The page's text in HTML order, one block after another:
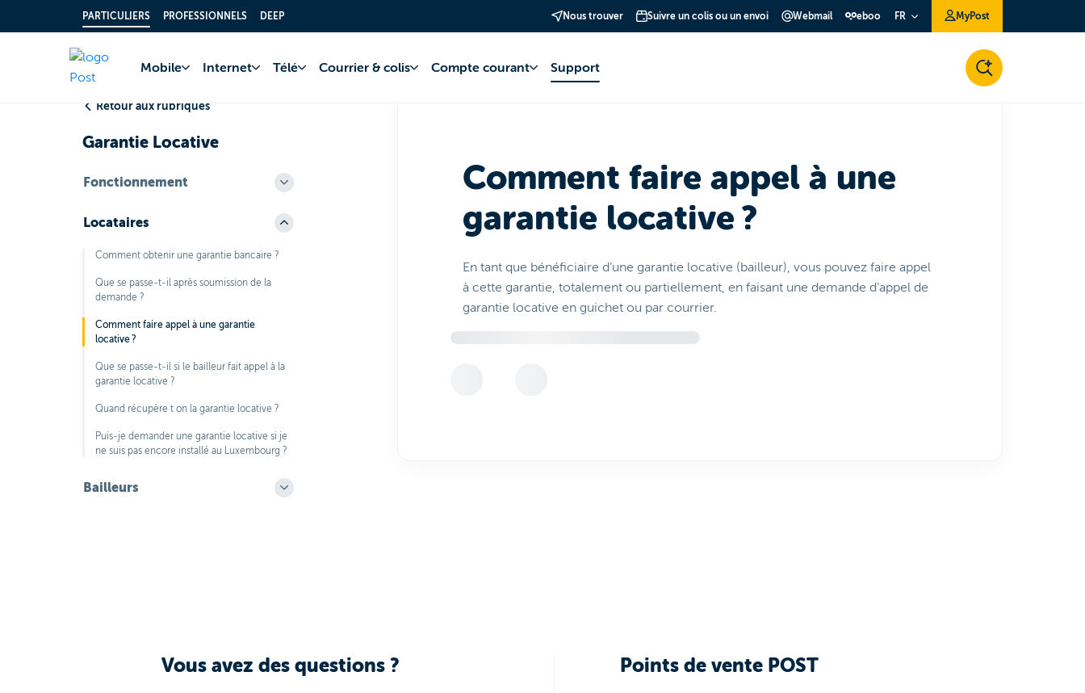
PARTICULIERS PROFESSIONNELS DEEP Nous trouver Suivre un colis ou un envoi Webmail eboo FR MyPost
Mobile Internet Télé Courrier & colis Compte courant Support
Retour aux rubriques
Garantie Locative
Fonctionnement
Locataires
Comment obtenir une garantie bancaire ?
Que se passe-t-il après soumission de la
demande ?
Comment faire appel à une garantie
locative ?
Que se passe-t-il si le bailleur fait appel à la
garantie locative ?
Quand récupère t on la garantie locative ?
Puis-je demander une garantie locative si je
ne suis pas encore installé au Luxembourg ?
Bailleurs
Comment faire appel à une
garantie locative ?
En tant que bénéficiaire d’une garantie locative (bailleur), vous pouvez faire appel
à cette garantie, totalement ou partiellement, en faisant une demande d’appel de
garantie locative en guichet ou par courrier.
Vous avez des questions ? Points de vente POST